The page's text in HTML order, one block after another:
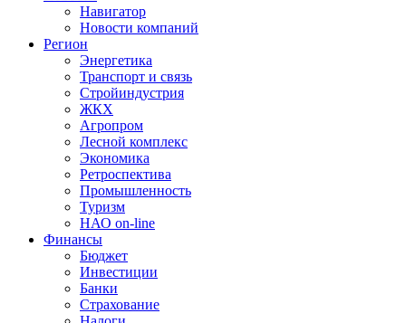
Навигатор
Новости компаний
Регион
Энергетика
Транспорт и связь
Стройиндустрия
ЖКХ
Агропром
Лесной комплекс
Экономика
Ретроспектива
Промышленность
Туризм
НАО on-line
Финансы
Бюджет
Инвестиции
Банки
Страхование